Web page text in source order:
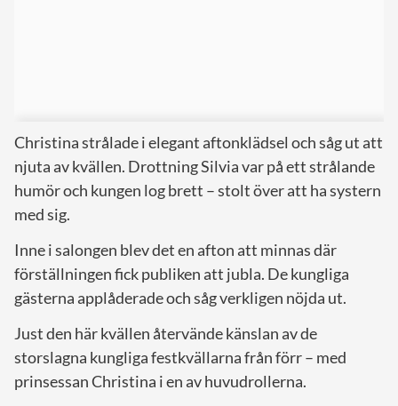
Christina strålade i elegant aftonklädsel och såg ut att
njuta av kvällen. Drottning Silvia var på ett strålande
humör och kungen log brett – stolt över att ha systern
med sig.
Inne i salongen blev det en afton att minnas där
förställningen fick publiken att jubla. De kungliga
gästerna applåderade och såg verkligen nöjda ut.
Just den här kvällen återvände känslan av de
storslagna kungliga festkvällarna från förr – med
prinsessan Christina i en av huvudrollerna.